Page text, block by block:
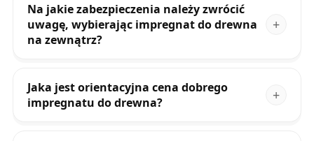
Na jakie zabezpieczenia należy zwrócić
uwagę, wybierając impregnat do drewna
na zewnątrz?
Jaka jest orientacyjna cena dobrego
impregnatu do drewna?